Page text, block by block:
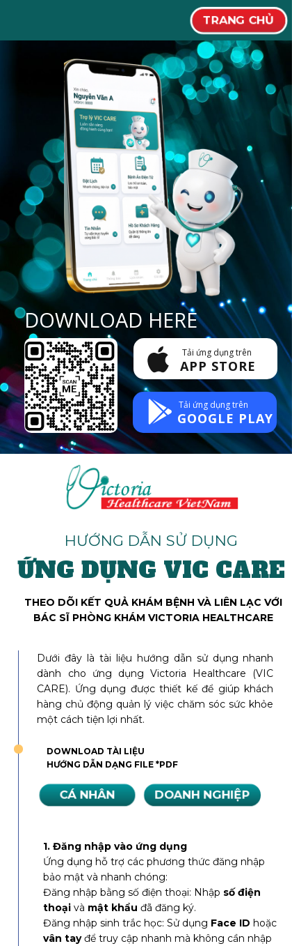
TRANG CHỦ
DOWNLOAD HERE
Tải ứng dụng trên
GOOGLE PLAY
Tải ứng dụng trên
APP STORE
THEO DÕI KẾT QUẢ KHÁM BỆNH VÀ LIÊN LẠC VỚI
BÁC SĨ PHÒNG KHÁM VICTORIA HEALTHCARE
Dưới đây là tài liệu hướng dẫn sử dụng nhanh
dành cho ứng dụng Victoria Healthcare (VIC
CARE). Ứng dụng được thiết kế để giúp khách
hàng chủ động quản lý việc chăm sóc sức khỏe
một cách tiện lợi nhất.
1. Đăng nhập vào ứng dụng
Ứng dụng hỗ trợ các phương thức đăng nhập
bảo mật và nhanh chóng:
Đăng nhập bằng số điện thoại: Nhập số điện
thoại và mật khẩu đã đăng ký.
Đăng nhập sinh trắc học: Sử dụng Face ID hoặc
vân tayđể truy cập nhanh mà không cần nhập
ỨNG DỤNG VIC CARE
HƯỚNG DẪN SỬ DỤNG
CÁ NHÂN DOANH NGHIỆP
DOWNLOAD TÀI LIỆU
HƯỚNG DẪN DẠNG FILE *PDF